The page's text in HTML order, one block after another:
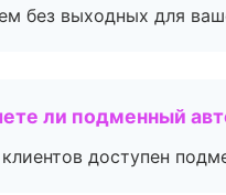
без выходных для
ли подменный
доступен